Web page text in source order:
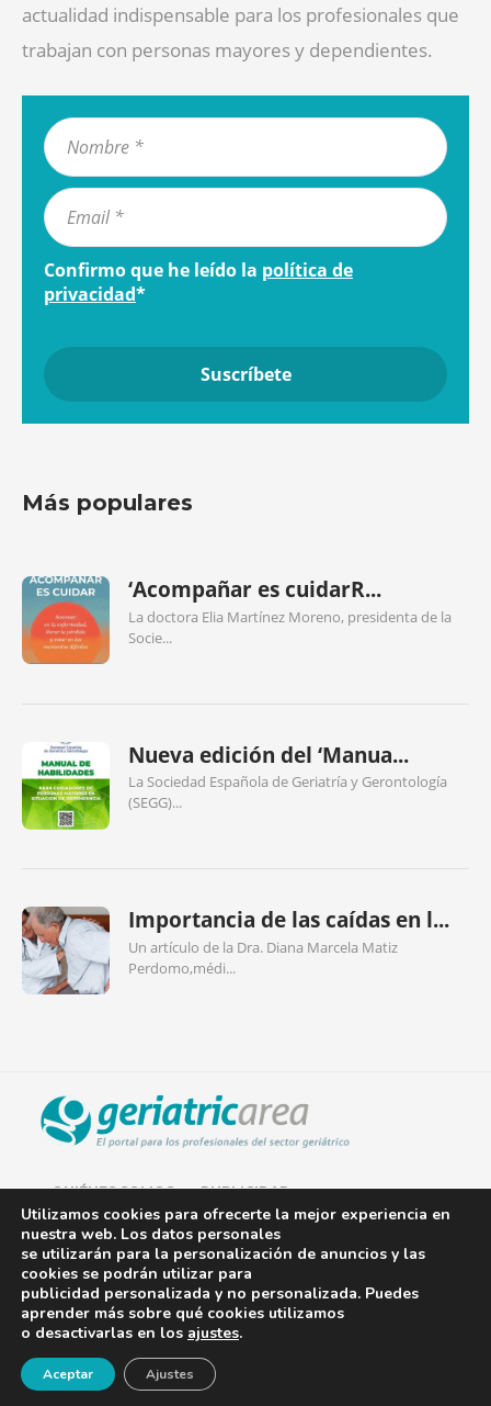
actualidad indispensable para los profesionales que
trabajan con personas mayores y dependientes.
Confirmo que he leído la política de
privacidad*
Más populares
‘Acompañar es cuidarR...
La doctora Elia Martínez Moreno, presidenta de la
Socie...
Nueva edición del ‘Manua...
La Sociedad Española de Geriatría y Gerontología
(SEGG)...
Importancia de las caídas en l...
Un artículo de la Dra. Diana Marcela Matiz
Perdomo,médi...
QUIÉNES SOMOS PUBLICIDAD
AVISO LEGAL
POLÍTICA DE COOKIES
POLÍTICA DE PRIVACIDAD
CONTACTO¡Newsletter!
Utilizamos cookies para ofrecerte la mejor experiencia en
nuestra web. Los datos personales
se utilizarán para la personalización de anuncios y las
cookies se podrán utilizar para
publicidad personalizada y no personalizada. Puedes
aprender más sobre qué cookies utilizamos
o desactivarlas en los ajustes.
Aceptar Ajustes